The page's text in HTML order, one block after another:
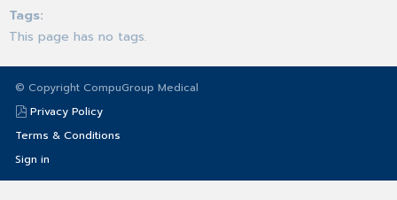
Tags
This page has no tags.
© Copyright CompuGroup Medical
Privacy Policy
Terms & Conditions
Sign in